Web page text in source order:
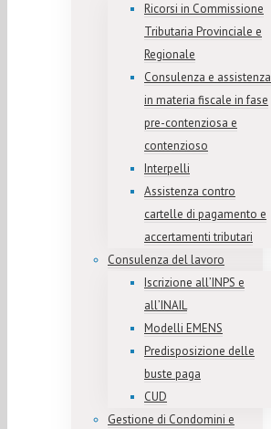
Ricorsi in Commissione
Tributaria Provinciale e
Regionale
Consulenza e assistenza
in materia fiscale in fase
pre-contenziosa e
contenzioso
Interpelli
Assistenza contro
cartelle di pagamento e
accertamenti tributari
Consulenza del lavoro
Iscrizione all’INPS e
all’INAIL
Modelli EMENS
Predisposizione delle
buste paga
CUD
Gestione di Condomini e